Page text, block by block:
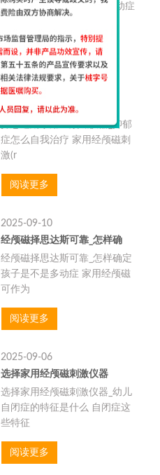
仪_为什么会得抽动症啊 抽动症
阅读更多
2025-09-13
择思达斯家用经颅磁仪器
择思达斯家用经颅磁仪器_抑郁
症怎么自我治疗 家用经颅磁刺
激(r
阅读更多
2025-09-10
经颅磁择思达斯可靠_怎样确
经颅磁择思达斯可靠_怎样确定
孩子是不是多动症 家用经颅磁
可作为
阅读更多
2025-09-06
选择家用经颅磁刺激仪器
选择家用经颅磁刺激仪器_幼儿
自闭症的特征是什么 自闭症这
些特征
阅读更多